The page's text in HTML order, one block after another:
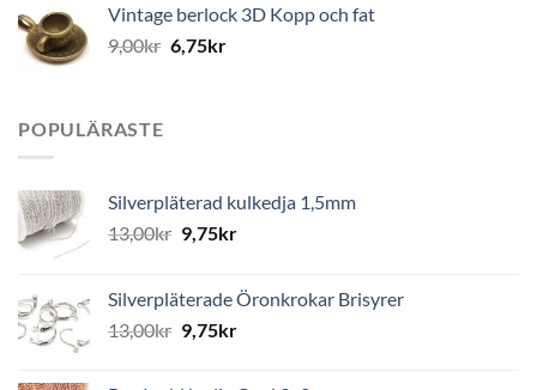
Vintage berlock 3D Kopp och fat
9,00kr 6,75kr
POPULÄRASTE
Silverpläterad kulkedja 1,5mm
13,00kr 9,75kr
Silverpläterade Öronkrokar Brisyrer
13,00kr 9,75kr